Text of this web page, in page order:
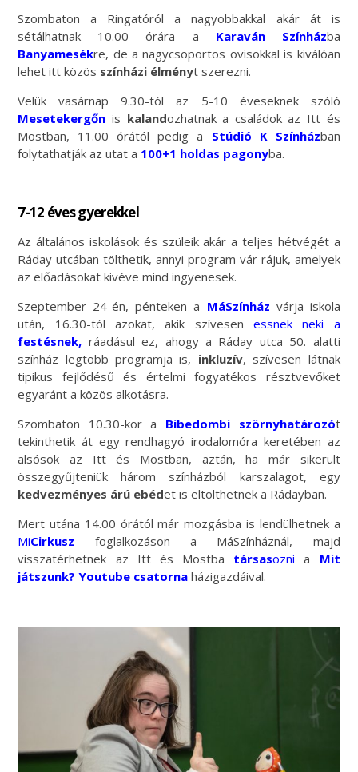
Szombaton a Ringatóról a nagyobbakkal akár át is
sétálhatnak 10.00 órára a Karaván Színházba
Banyamesékre, de a nagycsoportos ovisokkal is kiválóan
lehet itt közös színházi élményt szerezni.
Velük vasárnap 9.30-tól az 5-10 éveseknek szóló
Mesetekergőn is kalandozhatnak a családok az Itt és
Mostban, 11.00 órától pedig a Stúdió K Színházban
folytathatják az utat a 100+1 holdas pagonyba.
7-12 éves gyerekkel
Az általános iskolások és szüleik akár a teljes hétvégét a
Ráday utcában tölthetik, annyi program vár rájuk, amelyek
az előadásokat kivéve mind ingyenesek.
Szeptember 24-én, pénteken a MáSzínház várja iskola
után, 16.30-tól azokat, akik szívesen essnek neki a
festésnek, ráadásul ez, ahogy a Ráday utca 50. alatti
színház legtöbb programja is, inkluzív, szívesen látnak
tipikus fejlődésű és értelmi fogyatékos résztvevőket
egyaránt a közös alkotásra.
Szombaton 10.30-kor a Bibedombi szörnyhatározót
tekinthetik át egy rendhagyó irodalomóra keretében az
alsósok az Itt és Mostban, aztán, ha már sikerült
összegyűjteniük három színházból karszalagot, egy
kedvezményes árú ebédet is eltölthetnek a Rádayban.
Mert utána 14.00 órától már mozgásba is lendülhetnek a
MiCirkusz foglalkozáson a MáSzínháznál, majd
visszatérhetnek az Itt és Mostba társasoznia Mit
játszunk? Youtube csatornaházigazdáival.